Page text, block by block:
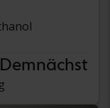
Demnächst